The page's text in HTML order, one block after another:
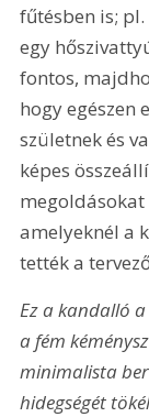
fűtésben is;
egy
fontos,
hogy egészen
születnek és
képes
amelyeknél a
tették a
Ez a kandalló
a fém
minimalista
hidegségét